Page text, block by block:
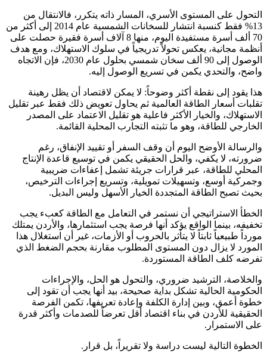
التحول على المستوى الأسري، المسار ذاته يتكرر، فالانتقال من
13% فقط كنسبة انتشار للسخانات الشمسية عام 2014 إلى أكثر من
70 ألف أسرة مستفيدة اليوم، منها 8 آلاف أسرة فقيرة حصلت على
أنظمة مجانية، يعكس تحولاً تدريجياً في سلوك الاستهلاك، ومع هدف
الوصول إلى 90 ألف سخان شمسي بحلول عام 2030، فإن الاتجاه
واضح، والتحدي يكمن في تسريع الوصول إليه.
هذا يقود إلى نقطة أكثر وضوحاً: لا يمكن لاقتصاد أن يظل رهينة
تقلبات أسعار الطاقة العالمية ثم يحاول تعويض ذلك فقط عبر تقليل
الاستهلاك، والخيار الأكثر فاعلية هو تقليل الاعتماد على المصدر
الخارجي للطاقة، وهو ما تثبته التجارب المحلية القائمة.
والرسالة الأوضح اليوم أن وقف السفر أو تقييد الإنفاق، رغم
ضرورته، لا يكفي، والحل الحقيقي يكمن في توسيع قاعدة الإنتاج
المحلي للطاقة، عبر قرارات جريئة تشمل إعفاءات ضريبية
وجمركية أوسع، وتسهيلات تمويلية، وتسريع إجراءات الترخيص،
بحيث تصبح الطاقة المتجددة الخيار الأسهل وليس البديل.
الخطأ الاستراتيجي أن نستمر في التعامل مع الطاقة كعبء يجب
تخفيفه، بينما الواقع يؤكد أنها فرصة يجب استثمارها، والأردن يمتلك
مورداً طبيعياً ثابتاً لا يتأثر بالحروب أو الأزمات، غير أن استغلال هذا
المورد لا يزال دون المستوى المطلوب مقارنة بحجم الضغط الذي
تفرضه كلف الطاقة المستوردة.
والخلاصة، الترشيد ضروري، والتحول هو الحل، والإجراءات
الحكومية الحالية تشكل بداية صحيحة، بيد أنها يجب أن تقود إلى
خطوة أعمق، وبين إدارة الكلفة وإعادة تعريفها، تكمن الفرصة
الحقيقية للأردن في بناء اقتصاد أقل تعرضاً للصدمات وأكثر قدرة
على الاستمرار.
الخطوة التالية ليست دراسة ولا تقريراً، بل قرار.